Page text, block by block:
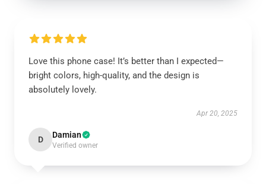
Love this phone case! It’s better than I expected—
bright colors, high-quality, and the design is
absolutely lovely.
Apr 20, 2025
D Damian
Verified owner